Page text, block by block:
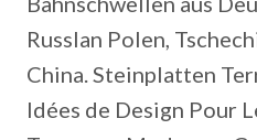
Russlan Polen,
China. Steinplatten
Idées de Design Pour